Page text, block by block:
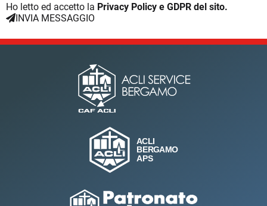
Ho letto ed accetto la Privacy Policy e GDPR del sito.
INVIA MESSAGGIO